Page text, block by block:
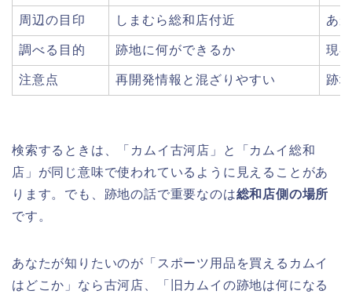
周辺の目印 しまむら総和店付近 あ
調べる目的 跡地に何ができるか 現
注意点 再開発情報と混ざりやすい 跡
検索するときは、「カムイ古河店」と「カムイ総和
店」が同じ意味で使われているように見えることがあ
ります。でも、跡地の話で重要なのは総和店側の場所
です。
あなたが知りたいのが「スポーツ用品を買えるカムイ
はどこか」なら古河店、「旧カムイの跡地は何になる